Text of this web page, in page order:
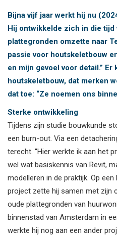
Bijna vijf jaar werkt hij nu
Hij ontwikkelde zich in die tijd
plattegronden omzette naar
passie voor houtskeletbouw
en mijn gevoel voor detail.”
houtskeletbouw, dat merken
dat toe: “Ze noemen ons
Sterke ontwikkeling
Tijdens zijn studie bouwkunde
een burn-out. Via een
terecht. “Hier werkte ik aan het
wel wat basiskennis van Revit,
modelleren in de praktijk. Op een
project zette hij samen met zijn
oude plattegronden van
binnenstad van Amsterdam in
werkte hij nog aan een ander